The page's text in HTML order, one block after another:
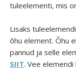
tuleelementi, mis
Lisaks
õhu element. Õhu
pannud ja selle
SIIT. Vee